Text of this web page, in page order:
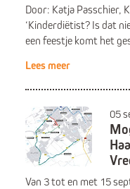
Door: Katja Passchier,
‘Kinderdiëtist? Is dat
een feestje komt het
Lees meer
05
Van 3 tot en met 15